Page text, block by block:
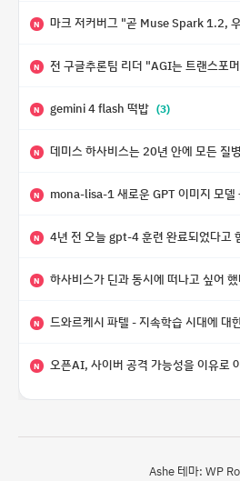
N 마크 저커버그 "곧 Muse Spark 1.2, 우리 최신 파운데이 모델의
N 전 구글추론팀 리더 "AGI는 트랜스포
N gemini 4 flash 떡밥 (3)
N 데미스 하사비스는 20년 안에 모든 질병이 치료될
N mona-lisa-1 새로운 GPT 이미지 모델
N 4년 전 오늘 gpt-4 훈련 완료되었다고
N 하사비스가 딘과 동시에 떠나고 싶어
N 드와르케시 파텔 - 지속학습 시대에 대
N 오픈AI, 사이버 공격 가능성을 이유로 아스트
Ashe 테마: WP